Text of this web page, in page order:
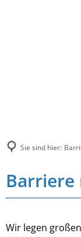
Sie sind hier:
Barriere
Wir legen